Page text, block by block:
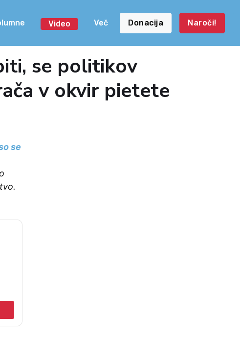
Video Več Donacija Naroči!
se politikov
v okvir pietete
se